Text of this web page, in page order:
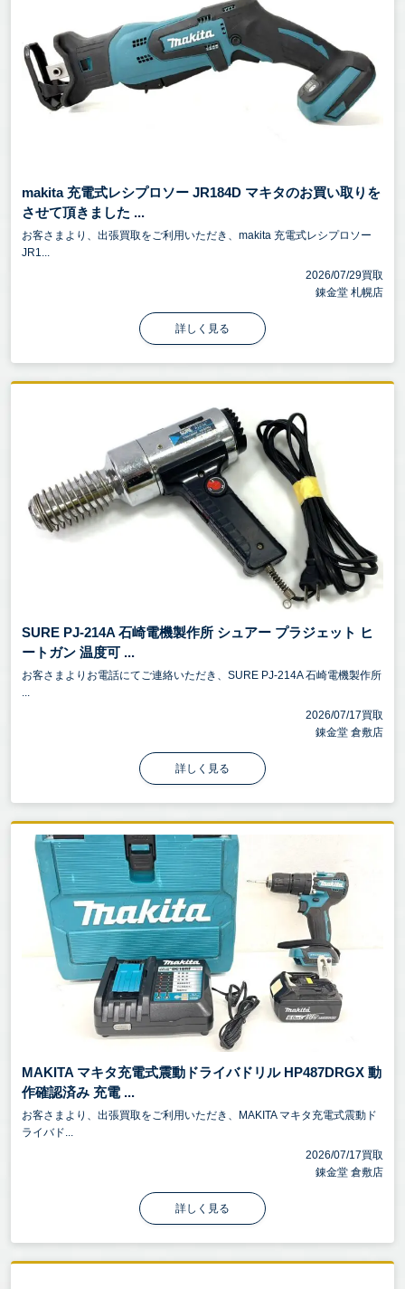
makita 充電式レシプロソー JR184D マキタのお買い取りを
させて頂きました ...
お客さまより、出張買取をご利用いただき、makita 充電式レシプロソー
JR1...
2026/07/29買取
錬金堂 札幌店
詳しく見る
SURE PJ-214A 石崎電機製作所 シュアー プラジェット ヒ
ートガン 温度可 ...
お客さまよりお電話にてご連絡いただき、SURE PJ-214A 石崎電機製作所
2026/07/17買取
錬金堂 倉敷店
詳しく見る
MAKITA マキタ充電式震動ドライバドリル HP487DRGX 動
作確認済み 充電 ...
お客さまより、出張買取をご利用いただき、MAKITA マキタ充電式震動ド
ライバド...
2026/07/17買取
錬金堂 倉敷店
詳しく見る